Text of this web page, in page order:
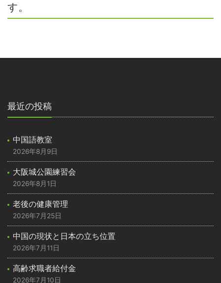
す。
最近の投稿
中国語教室
2026年8月9日
大阪城公園練習会
2026年8月1日
老後の健康管理
2026年7月25日
中国の現状と日本の立ち位置
2026年7月11日
高齢求職者給付金
2026年7月10日